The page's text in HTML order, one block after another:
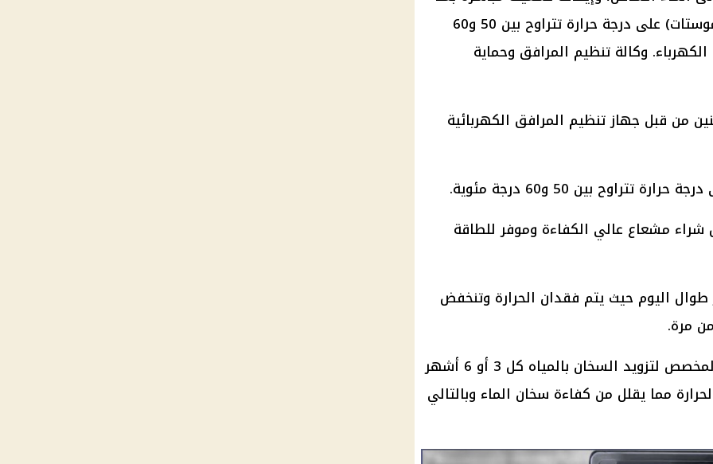
الانتهاء وضبط منظم الحرارة (الترموستات) على درجة حرارة تتراوح بين 50 و60
وكالة تنظيم المرافق وحماية
من قبل جهاز تنظيم المرافق الكهربائية
بين 50 و60 درجة مئوية.
مشعاع عالي الكفاءة وموفر للطاقة
اليوم حيث يتم فقدان الحرارة وتنخفض
مرة.
صرف ماء سخان الماء من المكان المخصص لتزويد السخان بالمياه كل 3 أو 6 أشهر
مما يقلل من كفاءة سخان الماء وبالتالي